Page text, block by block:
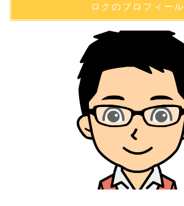
ロクのプロフィール